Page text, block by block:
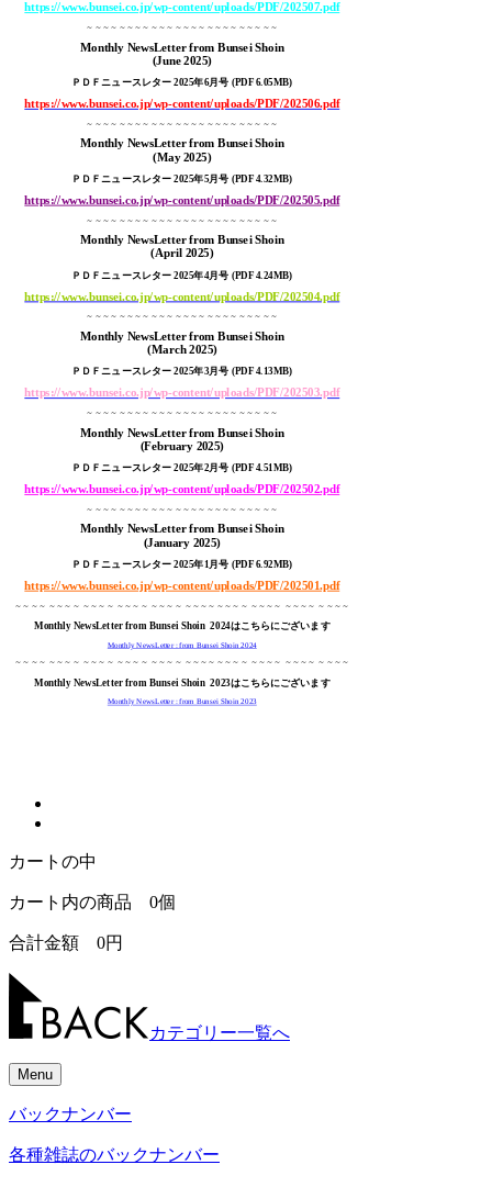
https://www.bunsei.co.jp/wp-content/uploads/PDF/202507.pdf
～～～～～～～～～～～～～～～～～～～～～～～～
Monthly NewsLetter from Bunsei Shoin
(June 2025)
ＰＤＦニュースレター 2025年6月号 (PDF 6.05MB)
https://www.bunsei.co.jp/wp-content/uploads/PDF/202506.pdf
～～～～～～～～～～～～～～～～～～～～～～～～
Monthly NewsLetter from Bunsei Shoin
(May 2025)
ＰＤＦニュースレター 2025年5月号 (PDF 4.32MB)
https://www.bunsei.co.jp/wp-content/uploads/PDF/202505.pdf
～～～～～～～～～～～～～～～～～～～～～～～～
Monthly NewsLetter from Bunsei Shoin
(April 2025)
ＰＤＦニュースレター 2025年4月号 (PDF 4.24MB)
https://www.bunsei.co.jp/wp-content/uploads/PDF/202504.pdf
～～～～～～～～～～～～～～～～～～～～～～～～
Monthly NewsLetter from Bunsei Shoin
(March 2025)
ＰＤＦニュースレター 2025年3月号 (PDF 4.13MB)
https://www.bunsei.co.jp/wp-content/uploads/PDF/202503.pdf
～～～～～～～～～～～～～～～～～～～～～～～～
Monthly NewsLetter from Bunsei Shoin
(February 2025)
ＰＤＦニュースレター 2025年2月号 (PDF 4.51MB)
https://www.bunsei.co.jp/wp-content/uploads/PDF/202502.pdf
～～～～～～～～～～～～～～～～～～～～～～～～
Monthly NewsLetter from Bunsei Shoin
(January 2025)
ＰＤＦニュースレター 2025年1月号 (PDF 6.92MB)
https://www.bunsei.co.jp/wp-content/uploads/PDF/202501.pdf
～～～～ ～～～～ ～～～～ ～～～～ ～～～～ ～～～～～～～～ ～～～～ ～～～～ ～～～～
Monthly NewsLetter from Bunsei Shoin2024はこちらにございます
Monthly NewsLetter : from Bunsei Shoin 2024
～～～～ ～～～～ ～～～～ ～～～～ ～～～～ ～～～～～～～～ ～～～～ ～～～～ ～～～～
Monthly NewsLetter from Bunsei Shoin2023はこちらにございます
Monthly NewsLetter : from Bunsei Shoin 2023
カートの中
カート内の商品 0個
合計金額 0円
カテゴリー一覧へ
Menu
バックナンバー
各種雑誌のバックナンバー